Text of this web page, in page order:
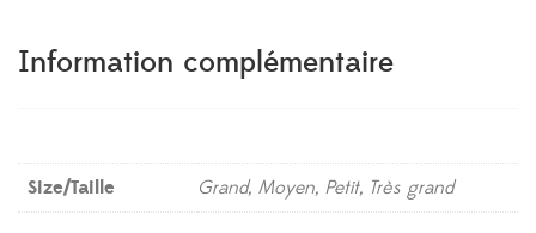
Information complémentaire
Size/Taille Grand, Moyen, Petit, Très grand